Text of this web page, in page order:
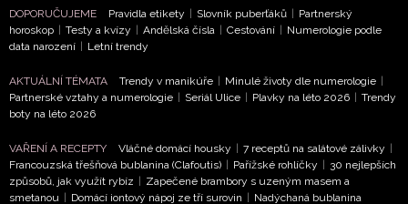
ODESLAT
podmínkami společnosti BurdaMedia Extra s.r.o.a
potvrzujete, že jste se seznámili se
Vašimi údaji pracovat zejména k organizaci a
vyhodnocení akce a zasílání novinek.
DOPORUČUJEME Pravidla etikety Slovník puberťáků
Partnerský
horoskop
Testy a kvízy Andělská čísla Cestování
Numerologie podle
data narození
Letní trendy
AKTUÁLNÍ TÉMATA Trendy v manikúře Minulé životy dle numerologie
Partnerské vztahy a numerologie
Seriál Ulice Plavky na léto 2026
Trendy
boty na léto 2026
VAŘENÍ A RECEPTY Vláčné domácí housky 7 receptů na salátové zálivky
Francouzská třešňová bublanina (Clafoutis)
Pařížské rohlíčky
30 nejlepších
způsobů, jak využít rybíz
Zapečené brambory s uzeným masem a
smetanou
Domácí iontový nápoj ze tří surovin Nadýchaná bublanina